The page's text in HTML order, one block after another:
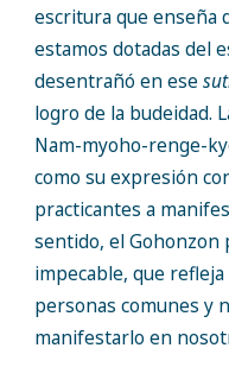
escritura que enseña
estamos dotadas del
desentrañó en ese
logro de la budeidad.
Nam-myoho-renge-
como su expresión
practicantes a
sentido, el Gohonzon
impecable, que
personas comunes y
manifestarlo en